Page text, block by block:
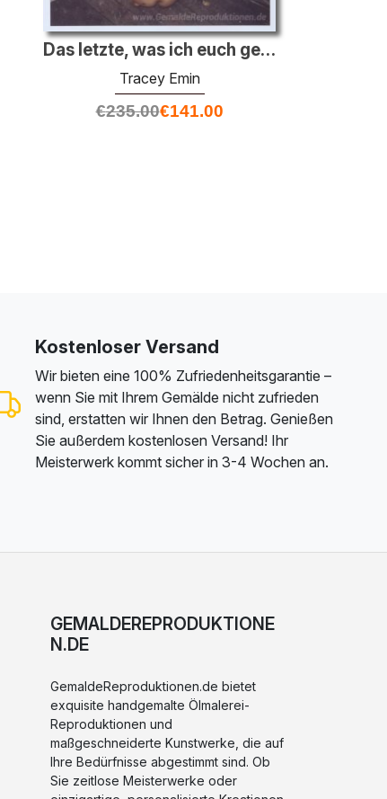
Das letzte, was ich euch gesagt habe war Lassen Sie mich nicht h
Tracey Emin
€235.00€141.00
Kostenloser Versand
Wir bieten eine 100% Zufriedenheitsgarantie –
wenn Sie mit Ihrem Gemälde nicht zufrieden
sind, erstatten wir Ihnen den Betrag. Genießen
Sie außerdem kostenlosen Versand! Ihr
Meisterwerk kommt sicher in 3-4 Wochen an.
GEMALDEREPRODUKTIONE
N.DE
GemaldeReproduktionen.de bietet
exquisite handgemalte Ölmalerei-
Reproduktionen und
maßgeschneiderte Kunstwerke, die auf
Ihre Bedürfnisse abgestimmt sind. Ob
Sie zeitlose Meisterwerke oder